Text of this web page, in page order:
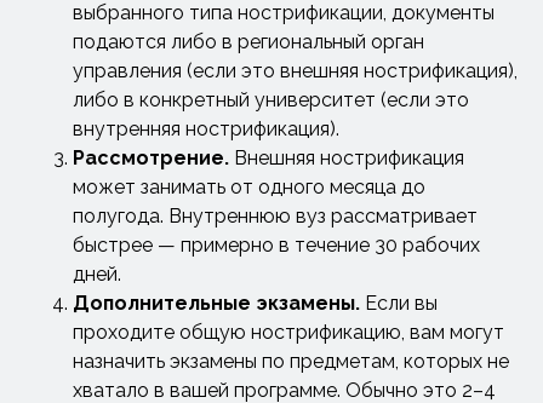
выбранного типа нострификации, документы
подаются либо в региональный орган
управления (если это внешняя нострификация),
либо в конкретный университет (если это
внутренняя нострификация).
Рассмотрение. Внешняя нострификация
может занимать от одного месяца до
полугода. Внутреннюю вуз рассматривает
быстрее — примерно в течение 30 рабочих
дней.
Дополнительные экзамены. Если вы
проходите общую нострификацию, вам могут
назначить экзамены по предметам, которых не
хватало в вашей программе. Обычно это 2–4